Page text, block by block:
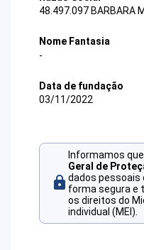
48.497.097 BARBARA
Nome Fantasia
-
Data de fundação
03/11/2022
Informamos
Geral de
dados pessoais
forma segura e
os direitos do
individual (MEI).